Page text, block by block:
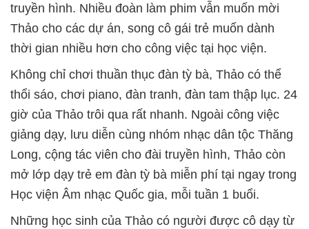
truyền hình. Nhiều đoàn làm phim vẫn muốn mời
Thảo cho các dự án, song cô gái trẻ muốn dành
thời gian nhiều hơn cho công việc tại học viện.
Không chỉ chơi thuần thục đàn tỳ bà, Thảo có thể
thổi sáo, chơi piano, đàn tranh, đàn tam thập lục. 24
giờ của Thảo trôi qua rất nhanh. Ngoài công việc
giảng dạy, lưu diễn cùng nhóm nhạc dân tộc Thăng
Long, cộng tác viên cho đài truyền hình, Thảo còn
mở lớp dạy trẻ em đàn tỳ bà miễn phí tại ngay trong
Học viện Âm nhạc Quốc gia, mỗi tuần 1 buổi.
Những học sinh của Thảo có người được cô dạy từ